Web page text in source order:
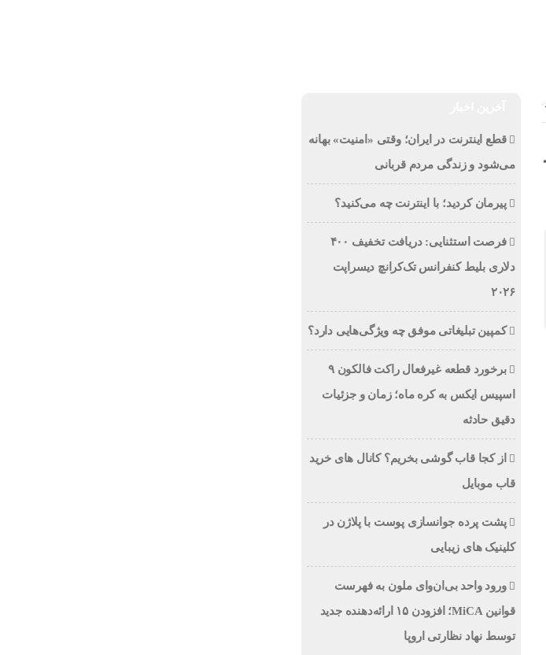
قطع اینترنت در ایران؛ وقتی «امنیت» بهانه
می‌شود و زندگی مردم قربانی
پیرمان کردید؛ با اینترنت چه می‌کنید؟
فرصت استثنایی: دریافت تخفیف ۴۰۰
دلاری بلیط کنفرانس تک‌کرانچ دیسراپت
۲۰۲۶
کمپین تبلیغاتی موفق چه ویژگی‌هایی دارد؟
برخورد قطعه غیرفعال راکت فالکون ۹
اسپیس ایکس به کره ماه؛ زمان و جزئیات
دقیق حادثه
از کجا قاب گوشی بخریم؟ کانال های خرید
قاب موبایل
پشت پرده جوانسازی پوست با پلاژن در
کلینیک های زیبایی
ورود واحد بی‌ان‌وای ملون به فهرست
قوانین MiCA؛ افزودن ۱۵ ارائه‌دهنده جدید
توسط نهاد نظارتی اروپا